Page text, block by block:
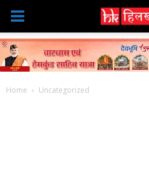
Home Uncategorized